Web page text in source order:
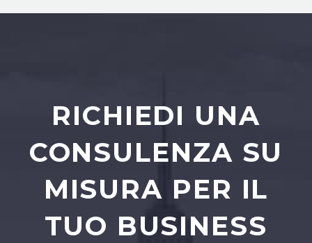
RICHIEDI UNA
CONSULENZA SU
MISURA PER IL
TUO BUSINESS